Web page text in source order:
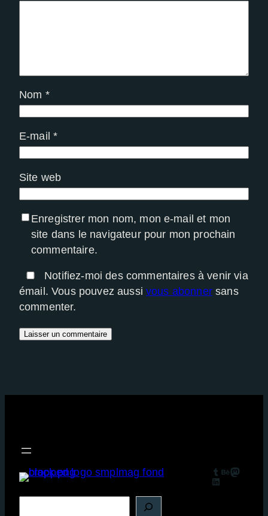
Nom *
E-mail*
Site web
Enregistrer mon nom, mon e-mail et mon
site dans le navigateur pour mon prochain
commentaire.
Notifiez-moi des commentaires à venir via
émail. Vous pouvez aussivous abonnersans
commenter.
Tumblr Behance Mastodon
LinkedIn